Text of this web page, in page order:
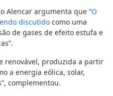
Alencar argumenta que “O
discutido como uma
de gases de efeito estufa e
renovável, produzida a partir
a energia eólica, solar,
complementou.